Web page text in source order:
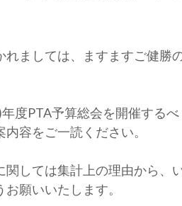
れましては、ますますご健勝
度PTA予算総会を開催する
容をご一読ください。
関しては集計上の理由から
お願いいたします。